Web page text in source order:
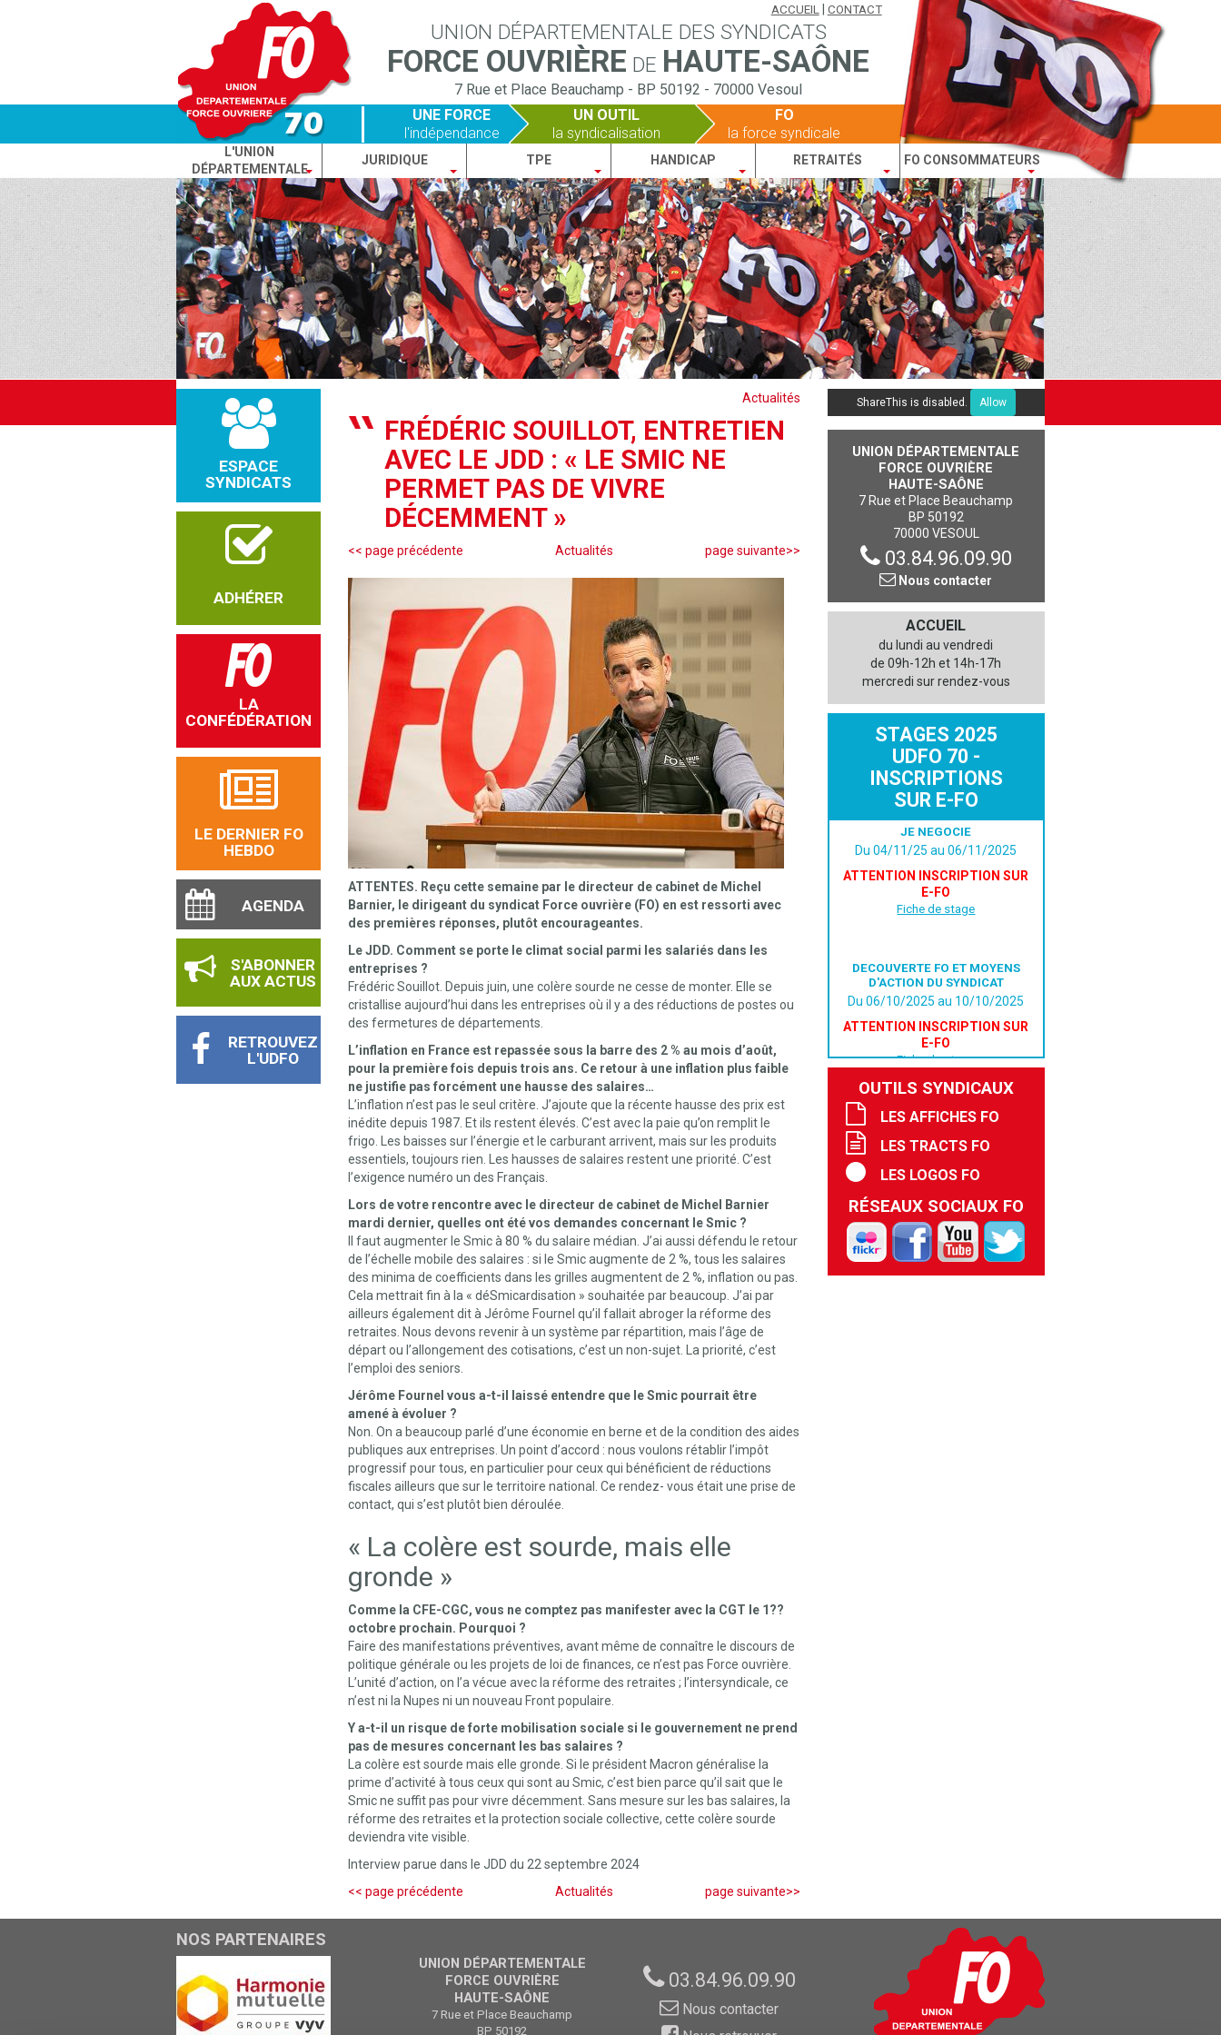
ACCUEIL CONTACT
UNION DÉPARTEMENTALE DES SYNDICATS
FORCE OUVRIÈRE DE HAUTE-SAÔNE
7 Rue et Place Beauchamp - BP 50192 - 70000 Vesoul
UNE FORCE
l'indépendance
UN OUTIL
la syndicalisation
FO
la force syndicale
L'UNION
DÉPARTEMENTALE
JURIDIQUE TPE HANDICAP RETRAITÉS FO CONSOMMATEURS
Actualités
FRÉDÉRIC SOUILLOT, ENTRETIEN
AVEC LE JDD : « LE SMIC NE
PERMET PAS DE VIVRE
DÉCEMMENT »
<< page précédente Actualités page suivante>>
ATTENTES. Reçu cette semaine par le directeur de cabinet de Michel
Barnier, le dirigeant du syndicat Force ouvrière (FO) en est ressorti avec
des premières réponses, plutôt encourageantes.
Le JDD. Comment se porte le climat social parmi les salariés dans les
entreprises ?
Frédéric Souillot. Depuis juin, une colère sourde ne cesse de monter. Elle se
cristallise aujourd’hui dans les entreprises où il y a des réductions de postes ou
des fermetures de départements.
L’inflation en France est repassée sous la barre des 2 % au mois d’août,
pour la première fois depuis trois ans. Ce retour à une inflation plus faible
ne justifie pas forcément une hausse des salaires…
L’inflation n’est pas le seul critère. J’ajoute que la récente hausse des prix est
inédite depuis 1987. Et ils restent élevés. C’est avec la paie qu’on remplit le
frigo. Les baisses sur l’énergie et le carburant arrivent, mais sur les produits
essentiels, toujours rien. Les hausses de salaires restent une priorité. C’est
l’exigence numéro un des Français.
Lors de votre rencontre avec le directeur de cabinet de Michel Barnier
mardi dernier, quelles ont été vos demandes concernant le Smic ?
Il faut augmenter le Smic à 80 % du salaire médian. J’ai aussi défendu le retour
de l’échelle mobile des salaires : si le Smic augmente de 2 %, tous les salaires
des minima de coefficients dans les grilles augmentent de 2 %, inflation ou pas.
Cela mettrait fin à la « déSmicardisation » souhaitée par beaucoup. J’ai par
ailleurs également dit à Jérôme Fournel qu’il fallait abroger la réforme des
retraites. Nous devons revenir à un système par répartition, mais l’âge de
départ ou l’allongement des cotisations, c’est un non-sujet. La priorité, c’est
l’emploi des seniors.
Jérôme Fournel vous a-t-il laissé entendre que le Smic pourrait être
amené à évoluer ?
Non. On a beaucoup parlé d’une économie en berne et de la condition des aides
publiques aux entreprises. Un point d’accord : nous voulons rétablir l’impôt
progressif pour tous, en particulier pour ceux qui bénéficient de réductions
fiscales ailleurs que sur le territoire national. Ce rendez- vous était une prise de
contact, qui s’est plutôt bien déroulée.
« La colère est sourde, mais elle
gronde »
Comme la CFE-CGC, vous ne comptez pas manifester avec la CGT le 1??
octobre prochain. Pourquoi ?
Faire des manifestations préventives, avant même de connaître le discours de
politique générale ou les projets de loi de finances, ce n’est pas Force ouvrière.
L’unité d’action, on l’a vécue avec la réforme des retraites ; l’intersyndicale, ce
n’est ni la Nupes ni un nouveau Front populaire.
Y a-t-il un risque de forte mobilisation sociale si le gouvernement ne prend
pas de mesures concernant les bas salaires ?
La colère est sourde mais elle gronde. Si le président Macron généralise la
prime d’activité à tous ceux qui sont au Smic, c’est bien parce qu’il sait que le
Smic ne suffit pas pour vivre décemment. Sans mesure sur les bas salaires, la
réforme des retraites et la protection sociale collective, cette colère sourde
deviendra vite visible.
Interview parue dans le JDD du 22 septembre 2024
<< page précédente
Actualités page suivante>>
ESPACE
SYNDICATS
ADHÉRER
LA
CONFÉDÉRATION
LE DERNIER FO
HEBDO
AGENDA
S'ABONNER
AUX ACTUS
RETROUVEZ
L'UDFO
ShareThis is disabled. Allow
UNION DÉPARTEMENTALE
FORCE OUVRIÈRE
HAUTE-SAÔNE
7 Rue et Place Beauchamp
BP 50192
70000 VESOUL
03.84.96.09.90
Nous contacter
ACCUEIL
du lundi au vendredi
de 09h-12h et 14h-17h
mercredi sur rendez-vous
STAGES 2025
UDFO 70 -
INSCRIPTIONS
SUR E-FO
JE NEGOCIE
Du 04/11/25 au 06/11/2025
ATTENTION INSCRIPTION SUR
E-FO
Fiche de stage
DECOUVERTE FO ET MOYENS
D'ACTION DU SYNDICAT
Du 06/10/2025 au 10/10/2025
ATTENTION INSCRIPTION SUR
E-FO
Fiche de stage
OUTILS SYNDICAUX
LES AFFICHES FO
LES TRACTS FO
LES LOGOS FO
RÉSEAUX SOCIAUX FO
NOS PARTENAIRES
UNION DÉPARTEMENTALE
FORCE OUVRIÈRE
HAUTE-SAÔNE
7 Rue et Place Beauchamp
BP 50192
03.84.96.09.90
Nous contacter